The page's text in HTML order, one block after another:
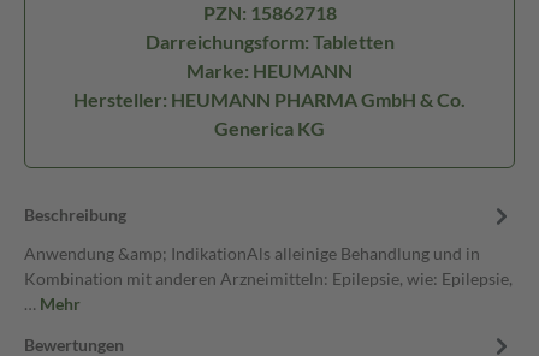
PZN: 15862718
Darreichungsform: Tabletten
Marke: HEUMANN
Hersteller: HEUMANN PHARMA GmbH & Co.
Generica KG
Beschreibung
Anwendung &amp; IndikationAls alleinige Behandlung und in
Kombination mit anderen Arzneimitteln: Epilepsie, wie: Epilepsie,
… Mehr
Bewertungen